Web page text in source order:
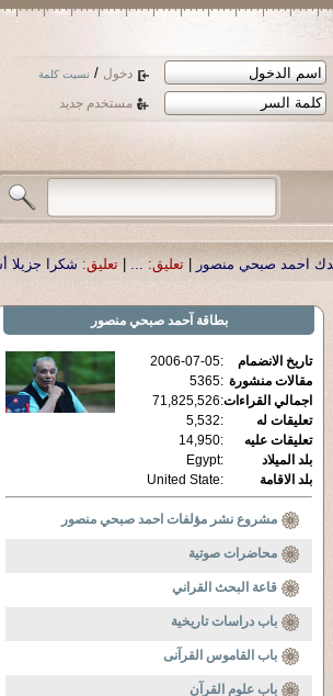
دخول / نسيت كلمة
مستخدم جديد
منصور| تعليق: ...
|تعليق: شكرا جزيلا أستاذ حمد
بطاقة آحمد صبحي منصور
تاريخ الانضمام :
2006-07-05
مقالات منشورة :
5365
اجمالي القراءات:
71,825,526
تعليقات له
:
5,532
تعليقات عليه
:
14,950
بلد الميلاد
:
Egypt
بلد الاقامة
:
United State
مشروع نشر مؤلفات احمد صبحي منصور
محاضرات صوتية
قاعة البحث القراني
باب دراسات تاريخية
باب القاموس القرآنى
باب علوم القرآن